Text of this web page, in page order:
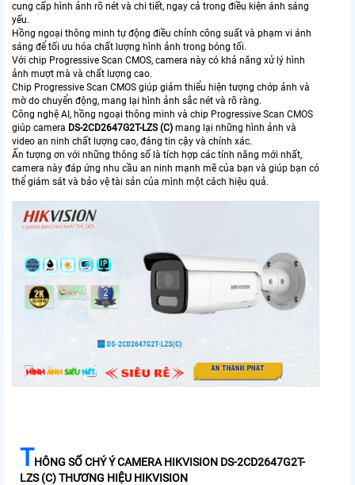
cung cấp hình ảnh rõ nét và chi tiết, ngay cả trong điều kiện ánh sáng
yếu.
Hồng ngoại thông minh tự động điều chỉnh công suất và phạm vi ánh
sáng để tối ưu hóa chất lượng hình ảnh trong bóng tối.
Với chip Progressive Scan CMOS, camera này có khả năng xử lý hình
ảnh mượt mà và chất lượng cao.
Chip Progressive Scan CMOS giúp giảm thiểu hiện tượng chớp ảnh và
mờ do chuyển động, mang lại hình ảnh sắc nét và rõ ràng.
Công nghệ AI, hồng ngoại thông minh và chip Progressive Scan CMOS
giúp camera DS-2CD2647G2T-LZS (C) mang lại những hình ảnh và
video an ninh chất lượng cao, đáng tin cậy và chính xác.
Ấn tượng ơn với những thông số là tích hợp các tính năng mới nhất,
camera này đáp ứng nhu cầu an ninh mạnh mẽ của bạn và giúp bạn có
thể giám sát và bảo vệ tài sản của mình một cách hiệu quả.
THÔNG SỐ CHÝ Ý CAMERA HIKVISION DS-2CD2647G2T-
LZS (C) THƯƠNG HIỆU HIKVISION